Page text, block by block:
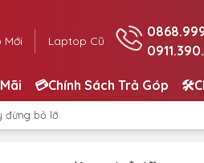
Mới Laptop Cũ
💳Chính Sách Trả Góp
đừng bỏ lỡ